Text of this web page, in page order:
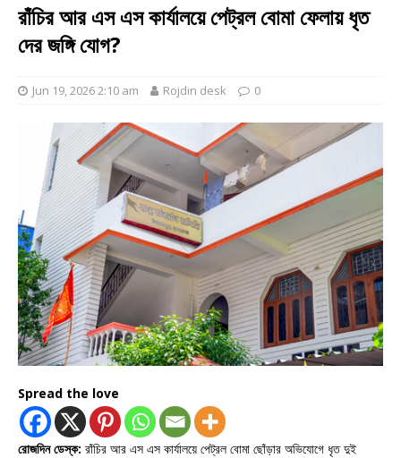
রাঁচির আর এস এস কার্যালয়ে পেট্রল বোমা ফেলায় ধৃত
দের জঙ্গি যোগ?
Jun 19, 2026 2:10 am Rojdin desk 0
Spread the love
রোজদিন ডেস্ক: রাঁচির আর এস এস কার্যালয়ে পেট্রল বোমা ছোঁড়ার অভিযোগে ধৃত দুই